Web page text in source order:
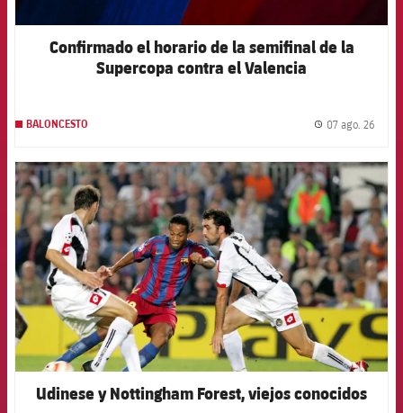
Confirmado el horario de la semifinal de la
Supercopa contra el Valencia
BALONCESTO 07 ago. 26
FCB Barcelona badge
Udinese y Nottingham Forest, viejos conocidos